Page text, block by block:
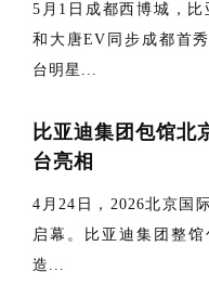
5月1日成都西博城，比
和大唐EV同步成都首
台明星...
比亚迪集团包馆北
台亮相
4月24日，2026北京国
启幕。比亚迪集团整
造...